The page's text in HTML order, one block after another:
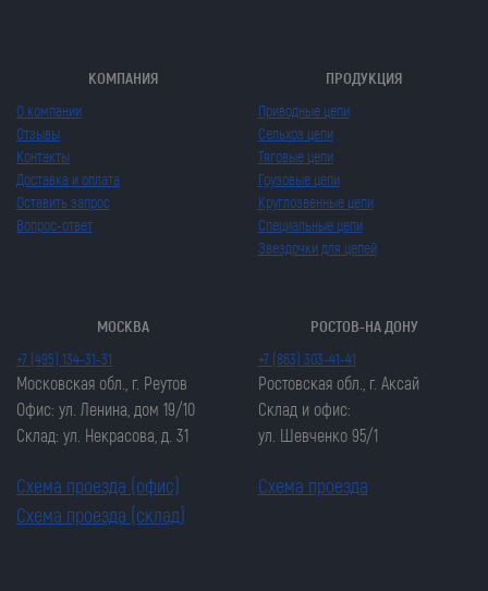
КОМПАНИЯ
О компании
Отзывы
Контакты
Доставка и оплата
Оставить запрос
Вопрос-ответ
ПРОДУКЦИЯ
Приводные цепи
Сельхоз цепи
Тяговые цепи
Грузовые цепи
Круглозвенные цепи
Специальные цепи
Звездочки для цепей
МОСКВА
+7 (495) 134-31-31
Московская обл., г. Реутов
Офис: ул. Ленина, дом 19/10
Склад: ул. Некрасова, д. 31
Схема проезда (офис)
Схема проезда (склад)
РОСТОВ-НА ДОНУ
+7 (863) 303-41-41
Ростовская обл., г. Аксай
Склад и офис:
ул. Шевченко 95/1
Схема проезда